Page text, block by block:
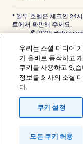
* 일부 호텔은 체크인 24
트에서 확인해 주세요.
© 2026
LP의 상표 또는 등록 상
분쟁 해결: 전화: 82-
트래블파트너익스체인
익스피디아트래블코리
업자등록번호: 724-86-
관광사업자등록번호: 제
로-1091, 대표이사: 정경륜
우리는 소셜 미디어
가 올바로 동작하고
쿠키를 사용하고 있
정보를 회사의 소셜
다.
쿠키 설정
모든 쿠키 허용